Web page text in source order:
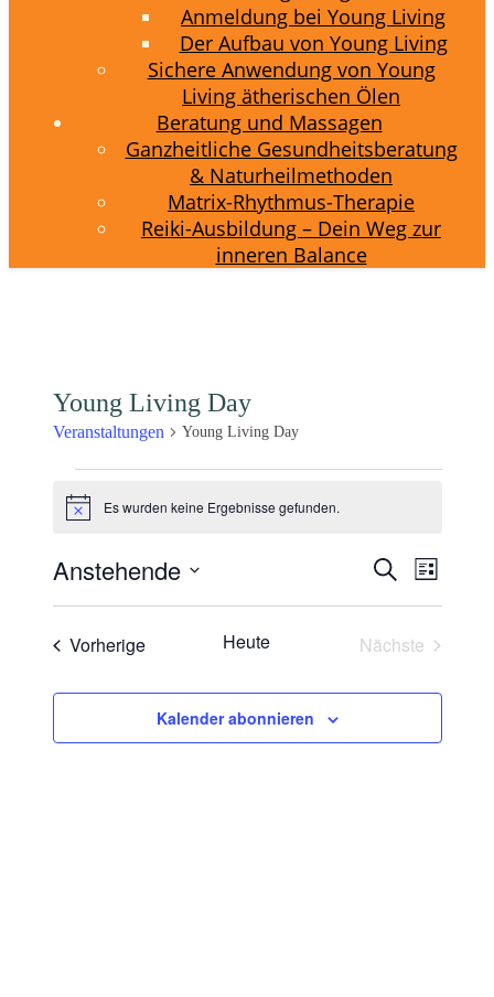
Anmeldung bei Young Living
Der Aufbau von Young Living
Sichere Anwendung von Young
Living ätherischen Ölen
Beratung und Massagen
Ganzheitliche Gesundheitsberatung
& Naturheilmethoden
Matrix-Rhythmus-Therapie
Reiki-Ausbildung – Dein Weg zur
inneren Balance
Young Living Day
Veranstaltungen Young Living Day
HinweisEs wurden keine Ergebnisse gefunden.
Suche
und
Ansichten,
Navigation
Suche
Liste
Anstehende
VorherigeVeranstaltungen
Heute
Nächste
Kalender abonnieren